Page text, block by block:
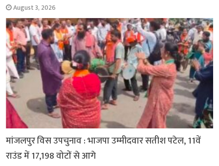
August 3, 2026
मांजलपुर विस उपचुनाव : भाजपा उम्मीदवार सतीश पटेल, 11वें
राउंड में 17,198 वोटों से आगे